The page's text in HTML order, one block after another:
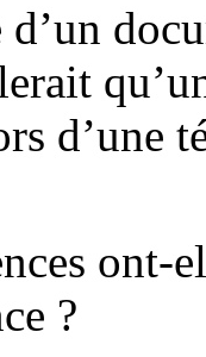
d’une
ont-
?